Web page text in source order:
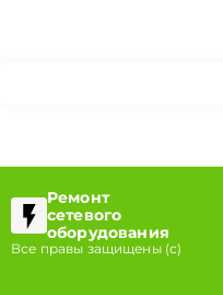
Ремонт
сетевого
оборудования
Все правы защищены (с)